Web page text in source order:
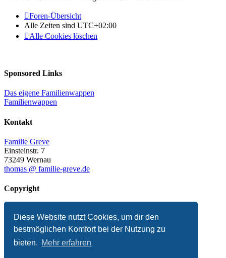
Diese Website nutzt Cookies, um dir den
bestmöglichen Komfort bei der Nutzung zu
bieten. Mehr erfahren
Foren-Übersicht
Alle Zeiten sind UTC+02:00
Alle Cookies löschen
Sponsored Links
Das eigene Familienwappen
Familienwappen
Kontakt
Familie Greve
Einsteinstr. 7
73249 Wernau
thomas @ familie-greve.de
Copyright
Impressum
Datenschutzerklärung